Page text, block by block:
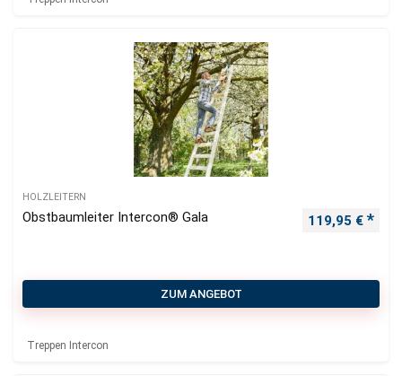
HOLZLEITERN
Obstbaumleiter Intercon® Gala 119,95 €
ZUM ANGEBOT
Treppen Intercon